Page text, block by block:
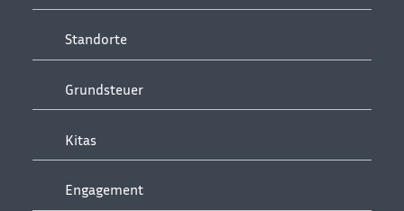
Standorte
Grundsteuer
Kitas
Engagement